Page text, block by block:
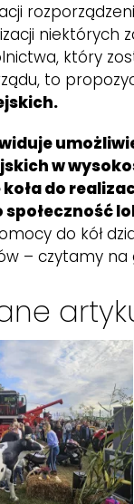
niektórych
który
to
w
do
do kół
– czytamy na